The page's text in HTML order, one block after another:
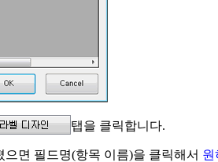
탭을 클릭합니다.
면 필드명(항목 이름)을 클릭해서 원